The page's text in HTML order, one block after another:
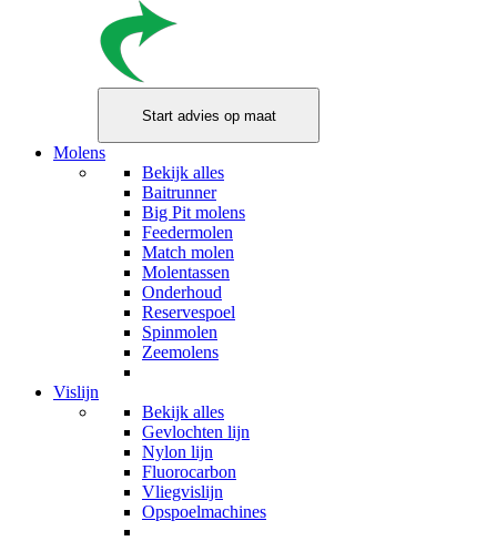
Molens
Bekijk alles
Baitrunner
Big Pit molens
Feedermolen
Match molen
Molentassen
Onderhoud
Reservespoel
Spinmolen
Zeemolens
Vislijn
Bekijk alles
Gevlochten lijn
Nylon lijn
Fluorocarbon
Vliegvislijn
Opspoelmachines